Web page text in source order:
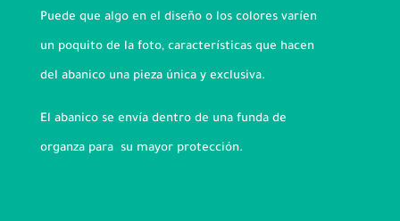
Puede que algo en el diseño o los colores varíen
un poquito de la foto, características que hacen
del abanico una pieza única y exclusiva.
El abanico se envía dentro de una funda de
organza para su mayor protección.